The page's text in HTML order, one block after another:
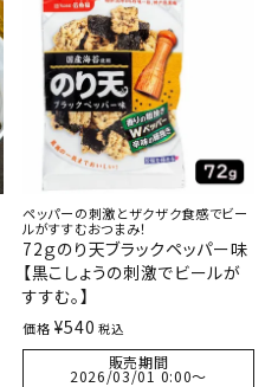
ペッパーの刺激とザクザク食感でビー
ルがすすむおつまみ！
72ｇのり天ブラックペッパー味
【黒こしょうの刺激でビールが
すすむ。】
価格 ¥540 税込
販売期間
2026/03/01 0:00〜